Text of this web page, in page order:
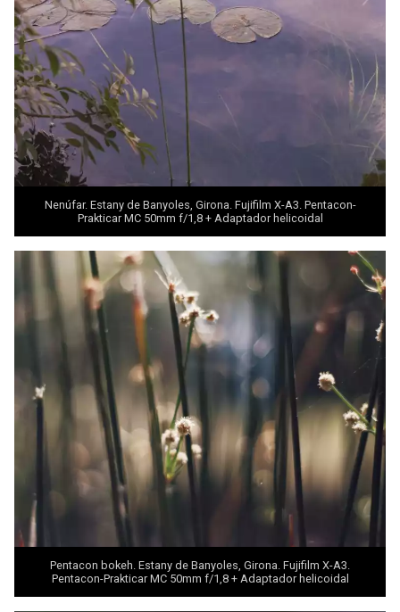
Nenúfar. Estany de Banyoles, Girona. Fujifilm X-A3. Pentacon-
Prakticar MC 50mm f/1,8 + Adaptador helicoidal
Pentacon bokeh. Estany de Banyoles, Girona. Fujifilm X-A3.
Pentacon-Prakticar MC 50mm f/1,8 + Adaptador helicoidal